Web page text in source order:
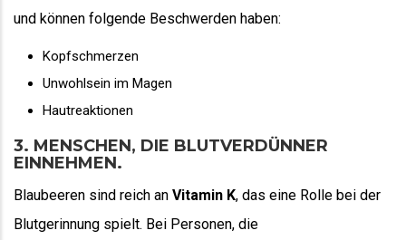
und können folgende Beschwerden haben:
Kopfschmerzen
Unwohlsein im Magen
Hautreaktionen
3. MENSCHEN, DIE BLUTVERDÜNNER
EINNEHMEN.
Blaubeeren sind reich an Vitamin K, das eine Rolle bei der
Blutgerinnung spielt. Bei Personen, die